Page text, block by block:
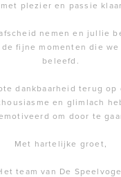
plezier en passie
nemen en jullie
fijne momenten die we
beleefd.
dankbaarheid terug op
en glimlach
om door te
Met hartelijke groet,
team van De